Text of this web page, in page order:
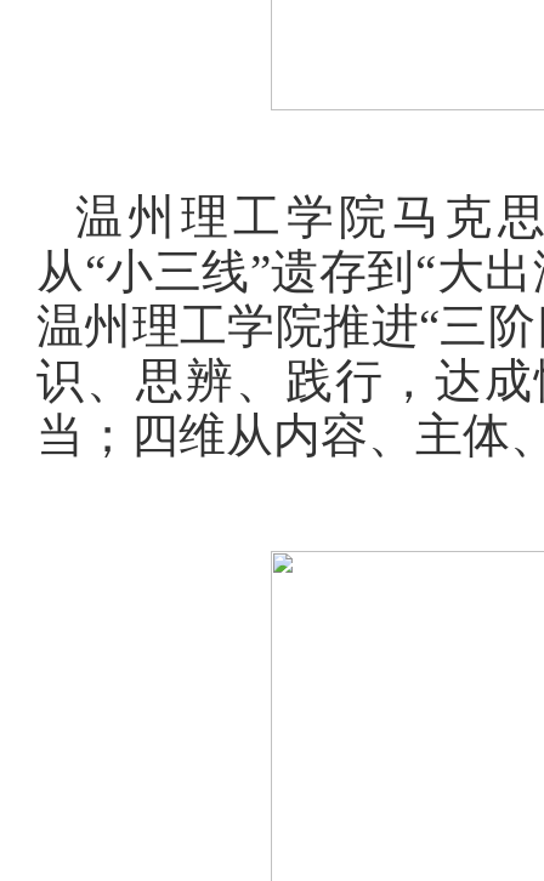
温州理工学院马克
从“小三线”遗存到“大
温州理工学院推进“三
识、思辨、践行，达
当；四维从内容、主体